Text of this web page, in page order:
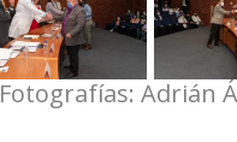
Fotografías: Adrián